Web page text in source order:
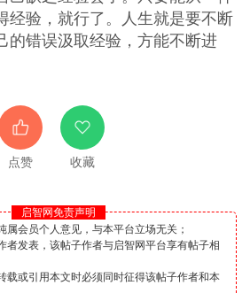
经验，就行了。人生就是要不断
的错误汲取经验，方能不断进
点赞 收藏
启智网免责声明
属会员个人意见，与本平台立场无关；
者发表，该帖子作者与启智网平台享有帖子相
载或引用本文时必须同时征得该帖子作者和本